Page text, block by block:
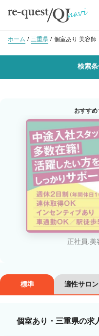
ホーム 三重県 個室あり 美容師
検索
沿線・駅を選択 市
職種・技能ランク
美容師スタイリスト
カラーリスト
ヘアメイク・美容部員
講師・インストラクター
おすす
正社員.美
標準 適性サロン
個室あり・三重県の求